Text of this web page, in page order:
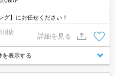
グ】にお任せください！
沼店
詳細を見る
を表示する